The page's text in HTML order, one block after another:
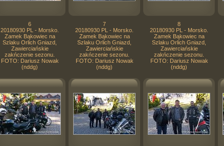
6
20180930 PL - Morsko.
Zamek Bąkowiec na
Szlaku Orlich Gniazd,
Zawierciańskie
zakńczenie sezonu.
FOTO: Dariusz Nowak
(nddg)
7
20180930 PL - Morsko.
Zamek Bąkowiec na
Szlaku Orlich Gniazd,
Zawierciańskie
zakńczenie sezonu.
FOTO: Dariusz Nowak
(nddg)
8
20180930 PL - Morsko.
Zamek Bąkowiec na
Szlaku Orlich Gniazd,
Zawierciańskie
zakńczenie sezonu.
FOTO: Dariusz Nowak
(nddg)